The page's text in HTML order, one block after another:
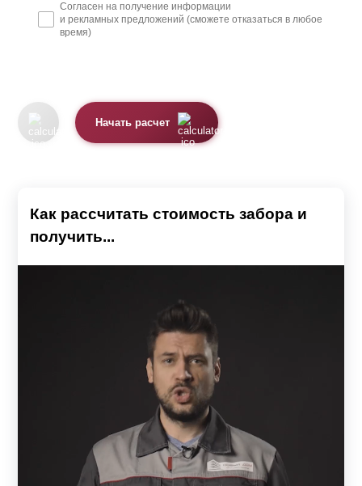
Согласен на получение информации
и рекламных предложений (сможете отказаться в любое
время)
Начать расчет
Как рассчитать стоимость забора и
получить...